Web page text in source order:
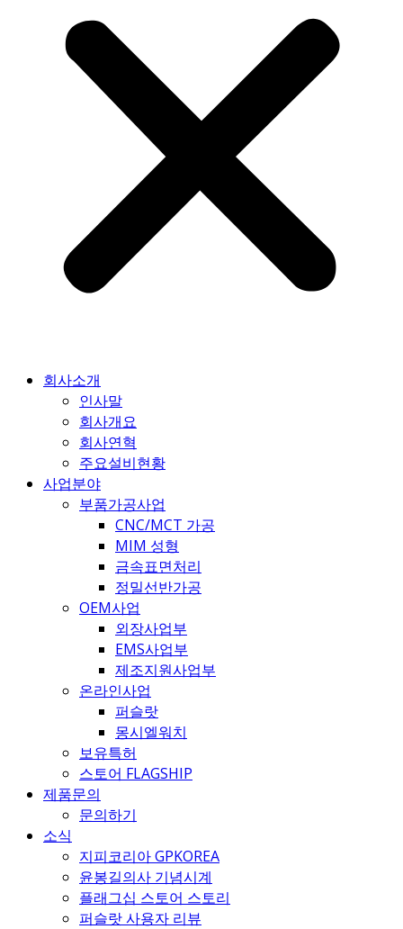
회사소개
인사말
회사개요
회사연혁
주요설비현황
사업분야
부품가공사업
CNC/MCT 가공
MIM 성형
금속표면처리
정밀선반가공
OEM사업
외장사업부
EMS사업부
제조지원사업부
온라인사업
퍼슬랏
몽시엘워치
보유특허
스토어 FLAGSHIP
제품문의
문의하기
소식
지피코리아 GPKOREA
윤봉길의사 기념시계
플래그십 스토어 스토리
퍼슬랏 사용자 리뷰